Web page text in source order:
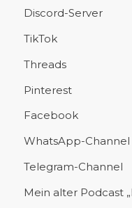
Discord-Server
TikTok
Threads
Pinterest
Facebook
WhatsApp-Channel
Telegram-Channel
Mein alter Podcast